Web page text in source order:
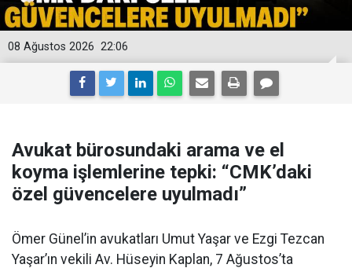
22:06
08 Ağustos 2026
Avukat bürosundaki arama ve el
koyma işlemlerine tepki: “CMK’daki
özel güvencelere uyulmadı”
Ömer Günel’in avukatları Umut Yaşar ve Ezgi Tezcan
Yaşar’ın vekili Av. Hüseyin Kaplan, 7 Ağustos’ta